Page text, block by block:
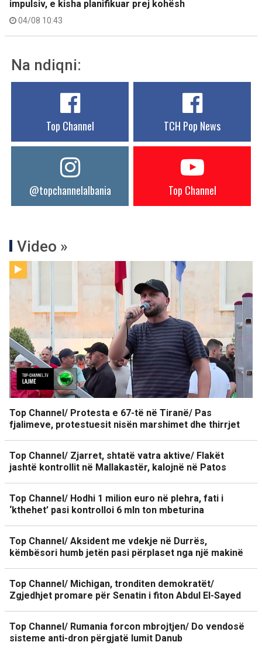
impulsiv, e kisha planifikuar prej kohësh
04/08 10:43
Na ndiqni:
Top Channel TCH Pop News
@topchannelalbania Top Channel
Video »
Top Channel/ Protesta e 67-të në Tiranë/ Pas
fjalimeve, protestuesit nisën marshimet dhe thirrjet
Top Channel/ Zjarret, shtatë vatra aktive/ Flakët
jashtë kontrollit në Mallakastër, kalojnë në Patos
Top Channel/ Hodhi 1 milion euro në plehra, fati i
‘kthehet’ pasi kontrolloi 6 mln ton mbeturina
Top Channel/ Aksident me vdekje në Durrës,
këmbësori humb jetën pasi përplaset nga një makinë
Top Channel/ Michigan, tronditen demokratët/
Zgjedhjet promare për Senatin i fiton Abdul El-Sayed
Top Channel/ Rumania forcon mbrojtjen/ Do vendosë
sisteme anti-dron përgjatë lumit Danub